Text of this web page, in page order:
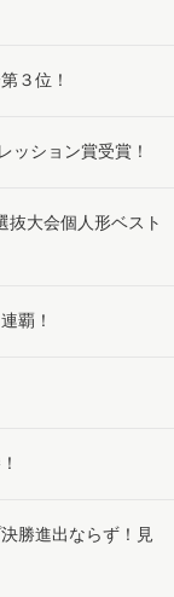
３位！
ッション賞受賞！
抜大会個人形ベスト
覇！
勝進出ならず！見